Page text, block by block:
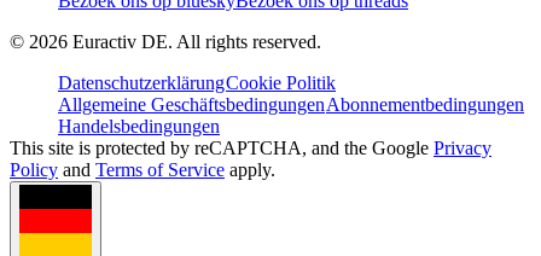
© 2026 Euractiv DE. All rights reserved.
DatenschutzerklärungCookie Politik
Allgemeine GeschäftsbedingungenAbonnementbedingungen
Handelsbedingungen
This site is protected by reCAPTCHA, and the Google Privacy
Policy and Terms of Service apply.